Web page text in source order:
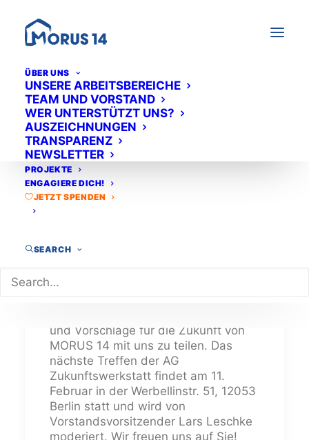
ÜBER UNS
UNSERE ARBEITSBEREICHE
TEAM UND VORSTAND
WER UNTERSTÜTZT UNS?
AUSZEICHNUNGEN
TRANSPARENZ
NEWSLETTER
PROJEKTE
ENGAGIERE DICH!
JETZT SPENDEN
SEARCH
und Vorschläge für die Zukunft von
MORUS 14 mit uns zu teilen. Das
nächste Treffen der AG
Zukunftswerkstatt findet am 11.
Februar in der Werbellinstr. 51, 12053
Berlin statt und wird von
Vorstandsvorsitzender Lars Leschke
moderiert. Wir freuen uns auf Sie!